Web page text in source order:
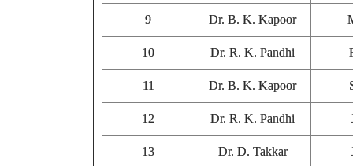
9 Dr. B. K. Kapoor
10 Dr. R. K. Pandhi
11 Dr. B. K. Kapoor
12 Dr. R. K. Pandhi
13 Dr. D. Takkar